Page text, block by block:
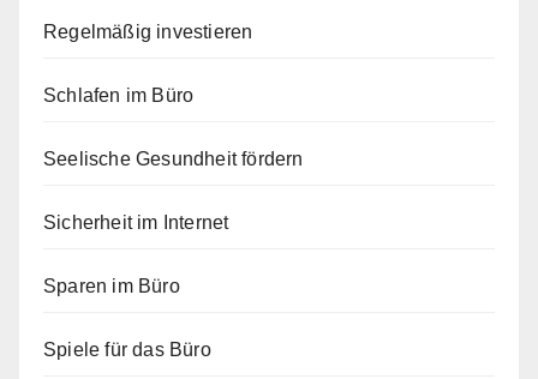
Regelmäßig investieren
Schlafen im Büro
Seelische Gesundheit fördern
Sicherheit im Internet
Sparen im Büro
Spiele für das Büro